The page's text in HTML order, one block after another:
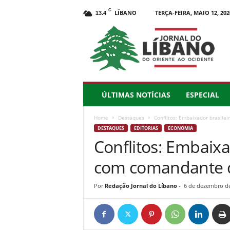
13.4 C LÍBANO TERÇA-FEIRA, MAIO 12,
o
ÚLTIMAS NOTÍCIAS ESPECIAL
Home Destaques Conflitos: Embaixador
DESTAQUES EDITORIAS ECONOMIA
Conflitos:
com comandante
Por Redação Jornal do Líbano- 6 de dezembro